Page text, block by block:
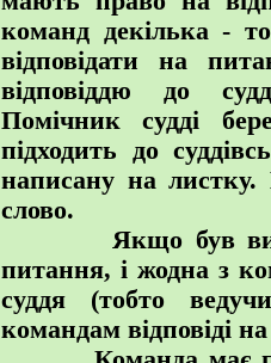
команд декілька -
відповідати на
відповіддю до
Помічник судді
підходить до
написану на листку.
слово.
Якщо був
питання, і жодна з
суддя (тобто
командам відповіді